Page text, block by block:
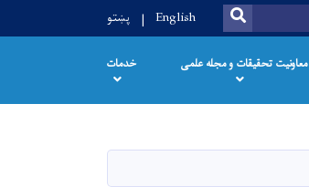
SEARCH
English پښتو
معاونیت تحقیقات و مجله علمی خدمات